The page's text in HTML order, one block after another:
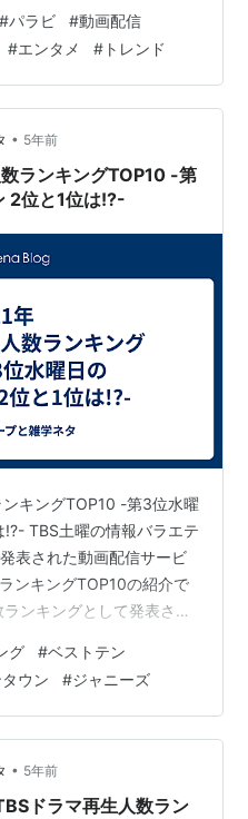
のうち、３つもランク
ドラマは、見逃した方が
が、火曜ドラマ「ファイ
DCU～手錠を持ったダイバ
ます。 そして、この…
#パラビ #動画配信
#エンタメ # トレンド
• 5年前
ランキングTOP10 -第
2位と1位は!?-
キングTOP10 -第3位水曜
TBS土曜の情報バラエテ
表された動画配信サービ
ンキングTOP10の紹介で
ンキングとして発表され
走る緊急救命室～」。 昨
すから、まだ皆さんの記
この「TOKYO MER」の
中でまだまだ人気が続い
とな…
グ #ベストテン
ウン #ジャニーズ
• 5年前
ドラマ再生人数ラン